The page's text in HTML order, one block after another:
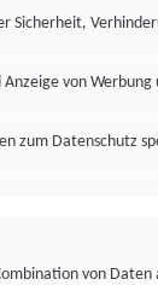
informieren.Zur
von
von
Endgeräte-
Kennungen,
Kennungen)
B. Browsertyp und
Endgerät
jedes Mal
aufruft. Dies
Sicherheit,
von Werbung
zum Datenschutz
von Daten